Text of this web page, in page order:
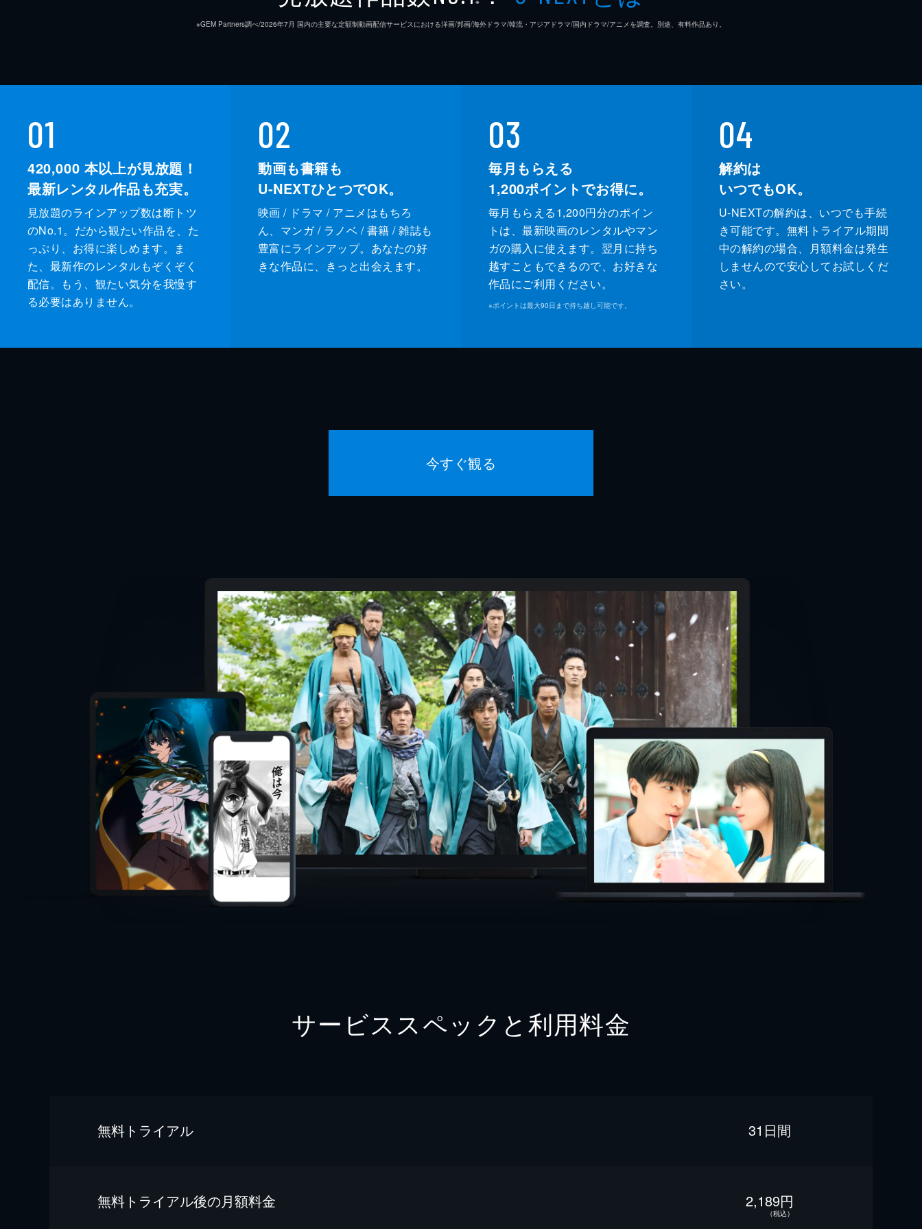
※GEM Partners調べ/2026年7⽉ 国内の主要な定額制動画配信サービスにおける洋画/邦画/海外ドラマ/韓流・アジアドラマ/国内ドラマ/アニメを調査。別途、有料作品あり。
01
420,000 本以上が見放題！
最新レンタル作品も充実。
見放題のラインアップ数は断トツ
のNo.1。だから観たい作品を、た
っぷり、お得に楽しめます。ま
た、最新作のレンタルもぞくぞく
配信。もう、観たい気分を我慢す
る必要はありません。
02
動画も書籍も
U-NEXTひとつでOK。
映画 / ドラマ / アニメはもちろ
ん、マンガ / ラノベ / 書籍 / 雑誌も
豊富にラインアップ。あなたの好
きな作品に、きっと出会えます。
03
毎月もらえる
1,200ポイントでお得に。
毎月もらえる1,200円分のポイン
トは、最新映画のレンタルやマン
ガの購入に使えます。翌月に持ち
越すこともできるので、お好きな
作品にご利用ください。
※ポイントは最大90日まで持ち越し可能です。
04
解約は
いつでもOK。
U-NEXTの解約は、いつでも手続
き可能です。無料トライアル期間
中の解約の場合、月額料金は発生
しませんので安心してお試しくだ
さい。
今すぐ観る
サービススペックと利用料金
無料トライアル 31日間
無料トライアル後の⽉額料金 2,189円
（税込）